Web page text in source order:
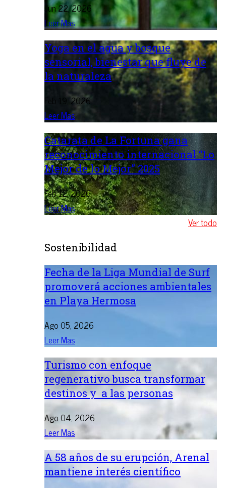
Jun 22, 2026
Leer Mas
Yoga en el agua y bosque
sensorial, bienestar que fluye de
la naturaleza
Feb 19, 2026
Leer Mas
Catarata de La Fortuna gana
reconocimiento internacional “Lo
Mejor de lo Mejor” 2025
Feb 12, 2026
Leer Mas
Ver todo
Sostenibilidad
Fecha de la Liga Mundial de Surf
promoverá acciones ambientales
en Playa Hermosa
Ago 05, 2026
Leer Mas
Turismo con enfoque
regenerativo busca transformar
destinos y a las personas
Ago 04, 2026
Leer Mas
A 58 años de su erupción, Arenal
mantiene interés científico